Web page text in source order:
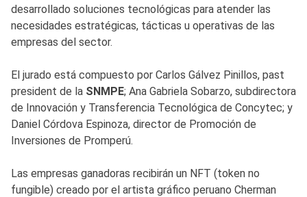
desarrollado soluciones tecnológicas para atender las
necesidades estratégicas, tácticas u operativas de las
empresas del sector.
El jurado está compuesto por Carlos Gálvez Pinillos, past
president de la SNMPE; Ana Gabriela Sobarzo, subdirectora
de Innovación y Transferencia Tecnológica de Concytec; y
Daniel Córdova Espinoza, director de Promoción de
Inversiones de Promperú.
Las empresas ganadoras recibirán un NFT (token no
fungible) creado por el artista gráfico peruano Cherman